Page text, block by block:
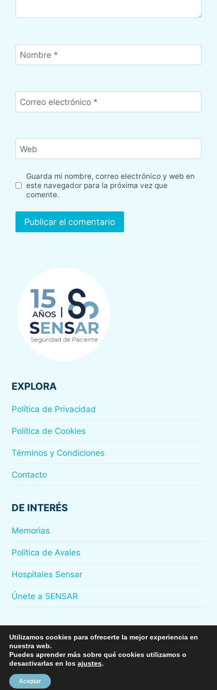
Nombre *
Correo electrónico *
Web
Guarda mi nombre, correo electrónico y web en
este navegador para la próxima vez que
comente.
EXPLORA
Política de Privacidad
Política de Cookies
Términos y Condiciones
Contacto
DE INTERÉS
Memorias
Política de Avales
Hospitales Sensar
Únete a SENSAR
© 2026Sensar
Utilizamos cookies para ofrecerte la mejor experiencia en
nuestra web.
Puedes aprender más sobre qué cookies utilizamos o
desactivarlas en los ajustes.
Aceptar